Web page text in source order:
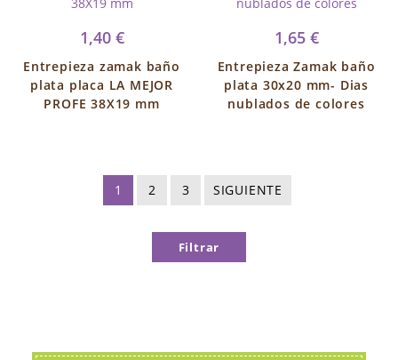
1,40 €
Entrepieza zamak baño
plata placa LA MEJOR
PROFE 38X19 mm
1,65 €
Entrepieza Zamak baño
plata 30x20 mm- Dias
nublados de colores
1 2 3 SIGUIENTE
Filtrar